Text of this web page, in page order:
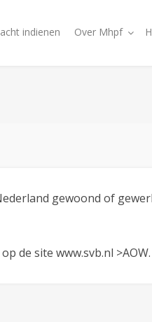
indienen Over Mhpf
gewoond of
de site www.svb.nl >AOW.